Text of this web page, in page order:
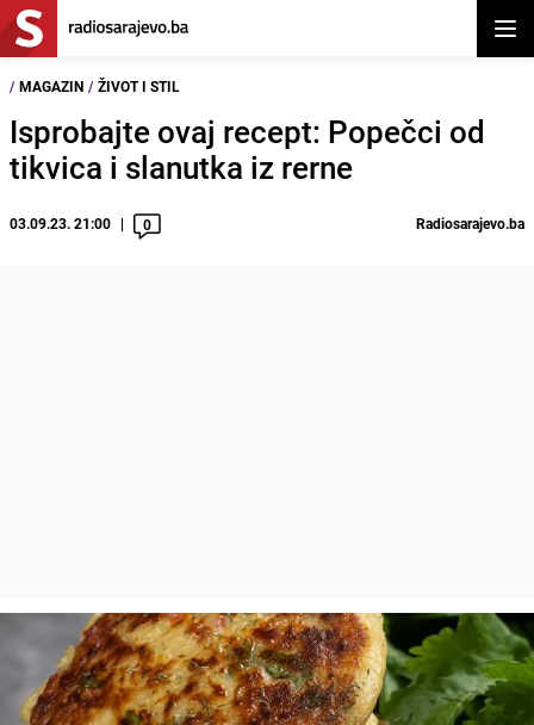
/ MAGAZIN / ŽIVOT I STIL
Isprobajte ovaj recept: Popečci od
tikvica i slanutka iz rerne
03.09.23. 21:00 0 Radiosarajevo.ba